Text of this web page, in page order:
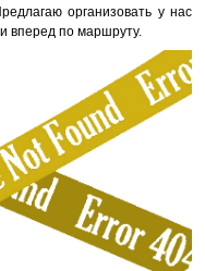
организовать у нас
вперед по маршруту.